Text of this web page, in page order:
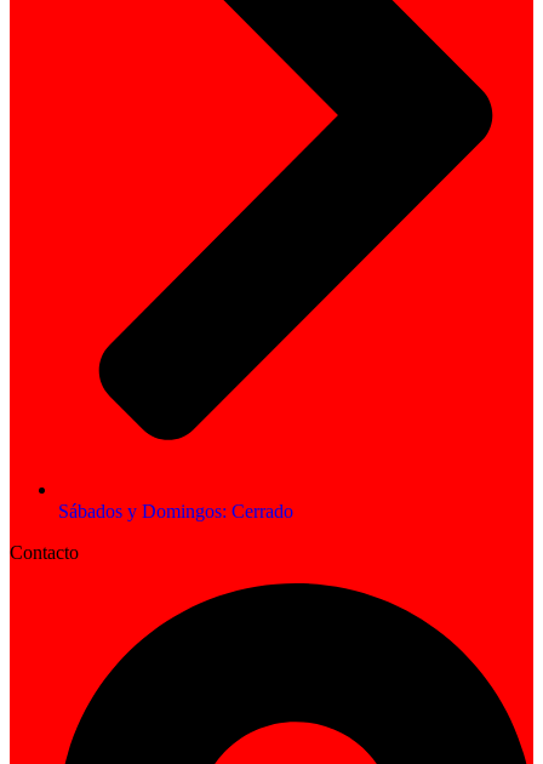
Sábados y Domingos: Cerrado
Contacto